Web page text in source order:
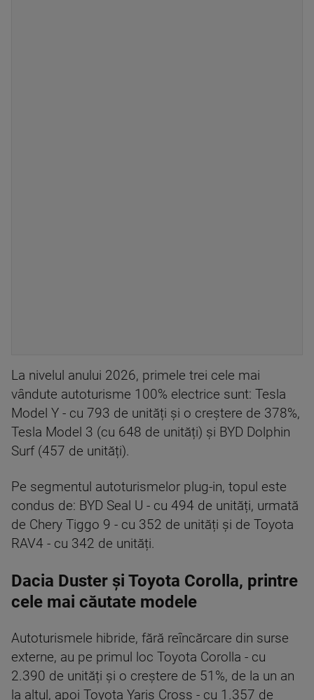
La nivelul anului 2026, primele trei cele mai
vândute autoturisme 100% electrice sunt: Tesla
Model Y - cu 793 de unități și o creștere de 378%,
Tesla Model 3 (cu 648 de unități) și BYD Dolphin
Surf (457 de unități).
Pe segmentul autoturismelor plug-in, topul este
condus de: BYD Seal U - cu 494 de unități, urmată
de Chery Tiggo 9 - cu 352 de unități și de Toyota
RAV4 - cu 342 de unități.
Dacia Duster și Toyota Corolla, printre
cele mai căutate modele
Autoturismele hibride, fără reîncărcare din surse
externe, au pe primul loc Toyota Corolla - cu
2.390 de unități și o creștere de 51%, de la un an
la altul, apoi Toyota Yaris Cross - cu 1.357 de